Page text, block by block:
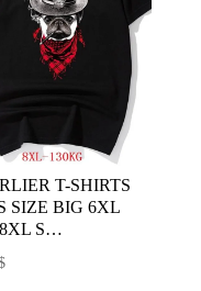
T-SHIRTS
SIZE BIG 6XL
S…